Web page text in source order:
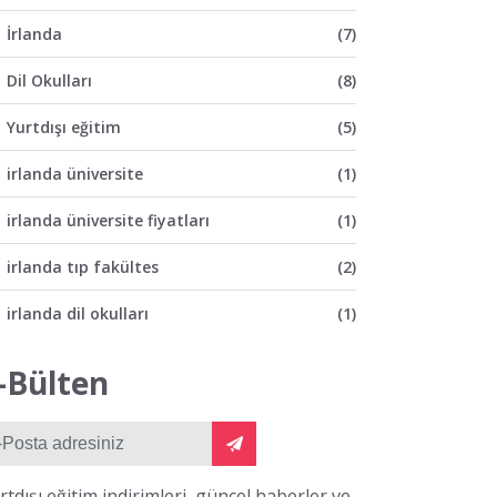
İrlanda (7)
Dil Okulları (8)
Yurtdışı eğitim (5)
irlanda üniversite (1)
irlanda üniversite fiyatları (1)
irlanda tıp fakültes (2)
irlanda dil okulları (1)
fotoğrafçılık ingiltere
Bülten